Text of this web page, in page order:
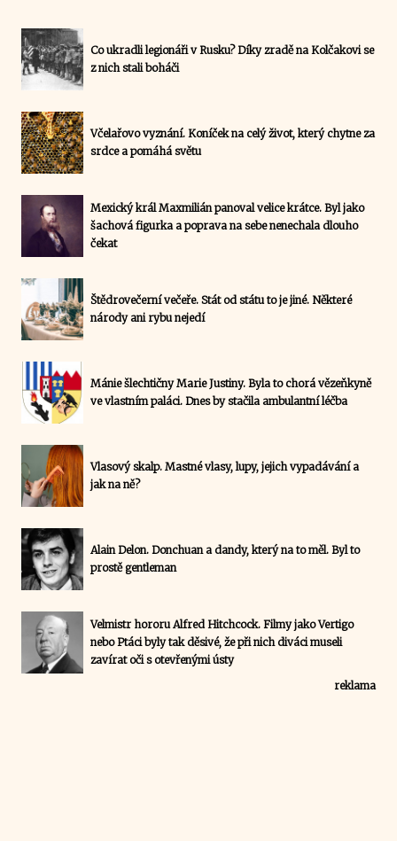
Co ukradli legionáři v Rusku? Díky zradě na Kolčakovi se
z nich stali boháči
Včelařovo vyznání. Koníček na celý život, který chytne za
srdce a pomáhá světu
Mexický král Maxmilián panoval velice krátce. Byl jako
šachová figurka a poprava na sebe nenechala dlouho
čekat
Štědrovečerní večeře. Stát od státu to je jiné. Některé
národy ani rybu nejedí
Mánie šlechtičny Marie Justiny. Byla to chorá vězeňkyně
ve vlastním paláci. Dnes by stačila ambulantní léčba
Vlasový skalp. Mastné vlasy, lupy, jejich vypadávání a
jak na ně?
Alain Delon. Donchuan a dandy, který na to měl. Byl to
prostě gentleman
Velmistr hororu Alfred Hitchcock. Filmy jako Vertigo
nebo Ptáci byly tak děsivé, že při nich diváci museli
zavírat oči s otevřenými ústy
reklama